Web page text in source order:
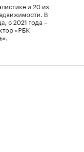
и 20 из
В
с 2021 года –
«РБК-